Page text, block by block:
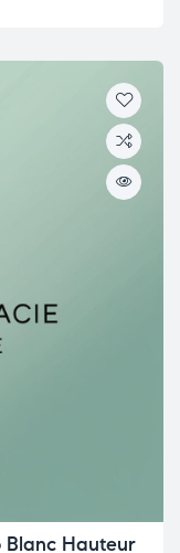
Blanc Hauteur